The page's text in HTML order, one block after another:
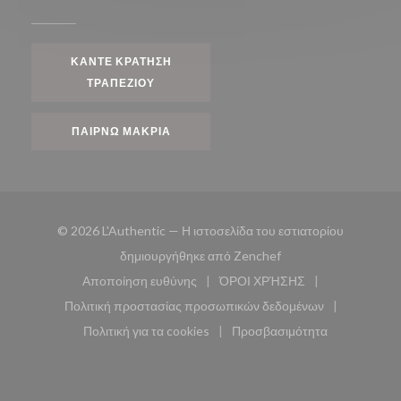
ΚΆΝΤΕ ΚΡΆΤΗΣΗ
ΤΡΑΠΕΖΙΟΎ
ΠΑΊΡΝΩ ΜΑΚΡΙΆ
© 2026 L'Authentic — Η ιστοσελίδα του εστιατορίου
δημιουργήθηκε από Zenchef((ανοίγει σε νέο
Αποποίηση ευθύνης
((ανοίγει σε νέο παράθυρο))
ΌΡΟΙ ΧΡΉΣΗΣ
((ανοίγει σε νέο
Πολιτική προστασίας προσωπικών δεδομένων
((ανοίγει σε νέο παράθυρο))
Πολιτική για τα cookies
((ανοίγει σε νέο παράθυρο))
Προσβασιμότητα
((ανοίγει σε νέο